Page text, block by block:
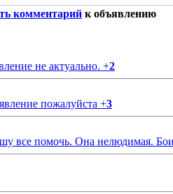
комментарий к объявлению
не актуально. +2
пожалуйста +3
все помочь. Она нелюдимая.